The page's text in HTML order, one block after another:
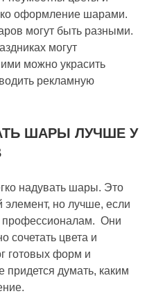
оформление шарами.
могут быть разными.
могут
можно украсить
рекламную
ШАРЫ ЛУЧШЕ У
надувать шары. Это
элемент, но лучше, если
профессионалам. Они
сочетать цвета и
готовых форм и
думать, каким